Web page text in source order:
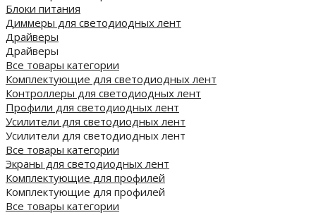
Блоки питания
Диммеры для светодиодных лент
Драйверы
Драйверы
Все товары категории
Комплектующие для светодиодных лент
Контроллеры для светодиодных лент
Профили для светодиодных лент
Усилители для светодиодных лент
Усилители для светодиодных лент
Все товары категории
Экраны для светодиодных лент
Комплектующие для профилей
Комплектующие для профилей
Все товары категории